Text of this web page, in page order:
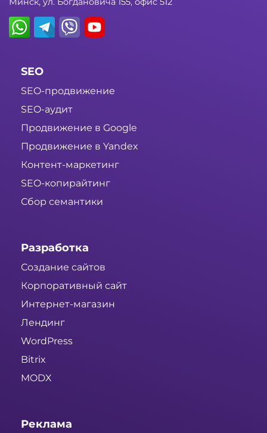
SEO
SEO-продвижение
SEO-аудит
Продвижение в Google
Продвижение в Yandex
Контент-маркетинг
SEO-копирайтинг
Сбор семантики
Разработка
Создание сайтов
Корпоративный сайт
Интернет-магазин
Лендинг
WordPress
Bitrix
MODX
Реклама